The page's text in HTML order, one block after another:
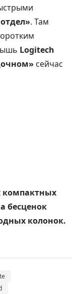
. Там
Logitech
сейчас
компактных
бесценок
колонок.